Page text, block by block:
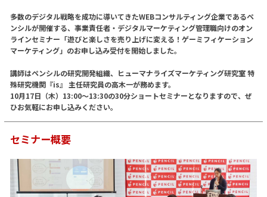
多数のデジタル戦略を成功に導いてきたWEBコンサルティング企業であるペ
ンシルが開催する、事業責任者・デジタルマーケティング管理職向けのオン
ラインセミナー「遊びと楽しさを売り上げに変える！ゲーミフィケーション
マーケティング」のお申し込み受付を開始しました。
講師はペンシルの研究開発組織、ヒューマナライズマーケティング研究室 特
殊研究機関『is』 主任研究員の高木一が務めます。
10月17日（木）13:00〜13:30の30分ショートセミナーとなりますので、ぜ
ひお気軽にお申し込みください。
セミナー概要